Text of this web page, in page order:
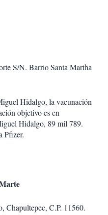
S/N. Barrio Santa Martha
Hidalgo, la vacunación
objetivo es en
Hidalgo, 89 mil 789.
Pfizer.
Chapultepec, C.P. 11560.